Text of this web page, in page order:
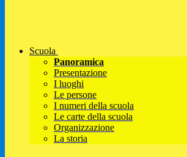
Scuola
Panoramica
Presentazione
I luoghi
Le persone
I numeri della scuola
Le carte della scuola
Organizzazione
La storia